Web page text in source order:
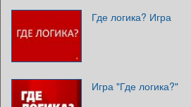
Где логика? Игра
Игра "Где логика?"